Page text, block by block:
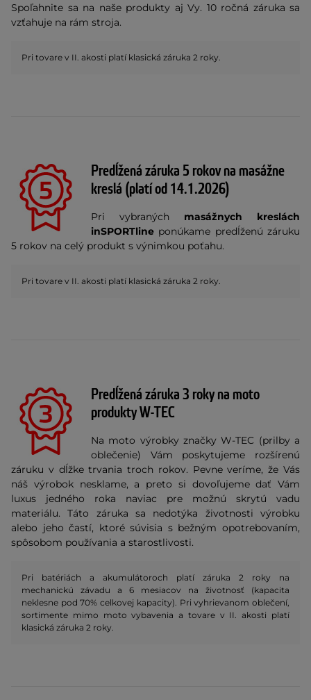
Spoľahnite sa na naše produkty aj Vy. 10 ročná záruka sa
vzťahuje na rám stroja.
Pri tovare v II. akosti platí klasická záruka 2 roky.
Predĺžená záruka 5 rokov na masážne
kreslá (platí od 14.1.2026)
Pri vybraných masážnych kreslách
inSPORTline ponúkame predĺženú záruku
5 rokov na celý produkt s výnimkou poťahu.
Pri tovare v II. akosti platí klasická záruka 2 roky.
Predĺžená záruka 3 roky na moto
produkty W-TEC
Na moto výrobky značky W-TEC (prilby a
oblečenie) Vám poskytujeme rozšírenú
záruku v dĺžke trvania troch rokov. Pevne veríme, že Vás
náš výrobok nesklame, a preto si dovoľujeme dať Vám
luxus jedného roka naviac pre možnú skrytú vadu
materiálu. Táto záruka sa nedotýka životnosti výrobku
alebo jeho častí, ktoré súvisia s bežným opotrebovaním,
spôsobom používania a starostlivosti.
Pri batériách a akumulátoroch platí záruka 2 roky na
mechanickú závadu a 6 mesiacov na životnosť (kapacita
neklesne pod 70% celkovej kapacity). Pri vyhrievanom oblečení,
sortimente mimo moto vybavenia a tovare v II. akosti platí
klasická záruka 2 roky.